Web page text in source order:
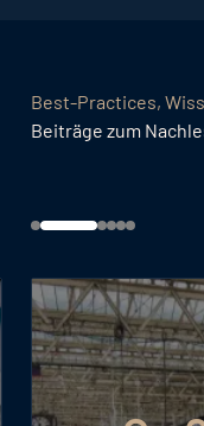
Best-Practices,
Beiträge zum